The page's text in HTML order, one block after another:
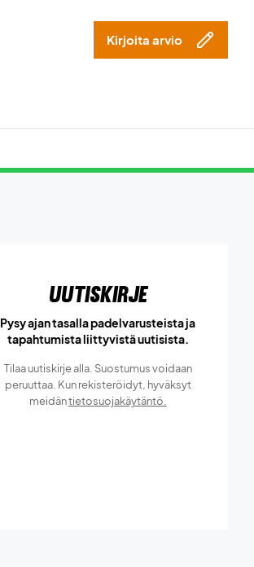
Kirjoita arvio
Uutiskirje
Pysy ajan tasalla padelvarusteista ja
tapahtumista liittyvistä uutisista.
Tilaa uutiskirje alla. Suostumus voidaan
peruuttaa. Kun rekisteröidyt, hyväksyt
meidäntietosuojakäytäntö.